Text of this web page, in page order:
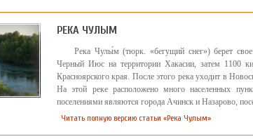
РЕКА ЧУЛЫМ
Река Чулы́м (тюрк. «бегущий снег») берет
Черный Июс на территории Хакасии, затем 1100
Красноярского края. После этого река уходит в
На этой реке расположено много населенных
поселениями являются города Ачинск и Назарово,
Читать полную версию статьи «Река Чулым»